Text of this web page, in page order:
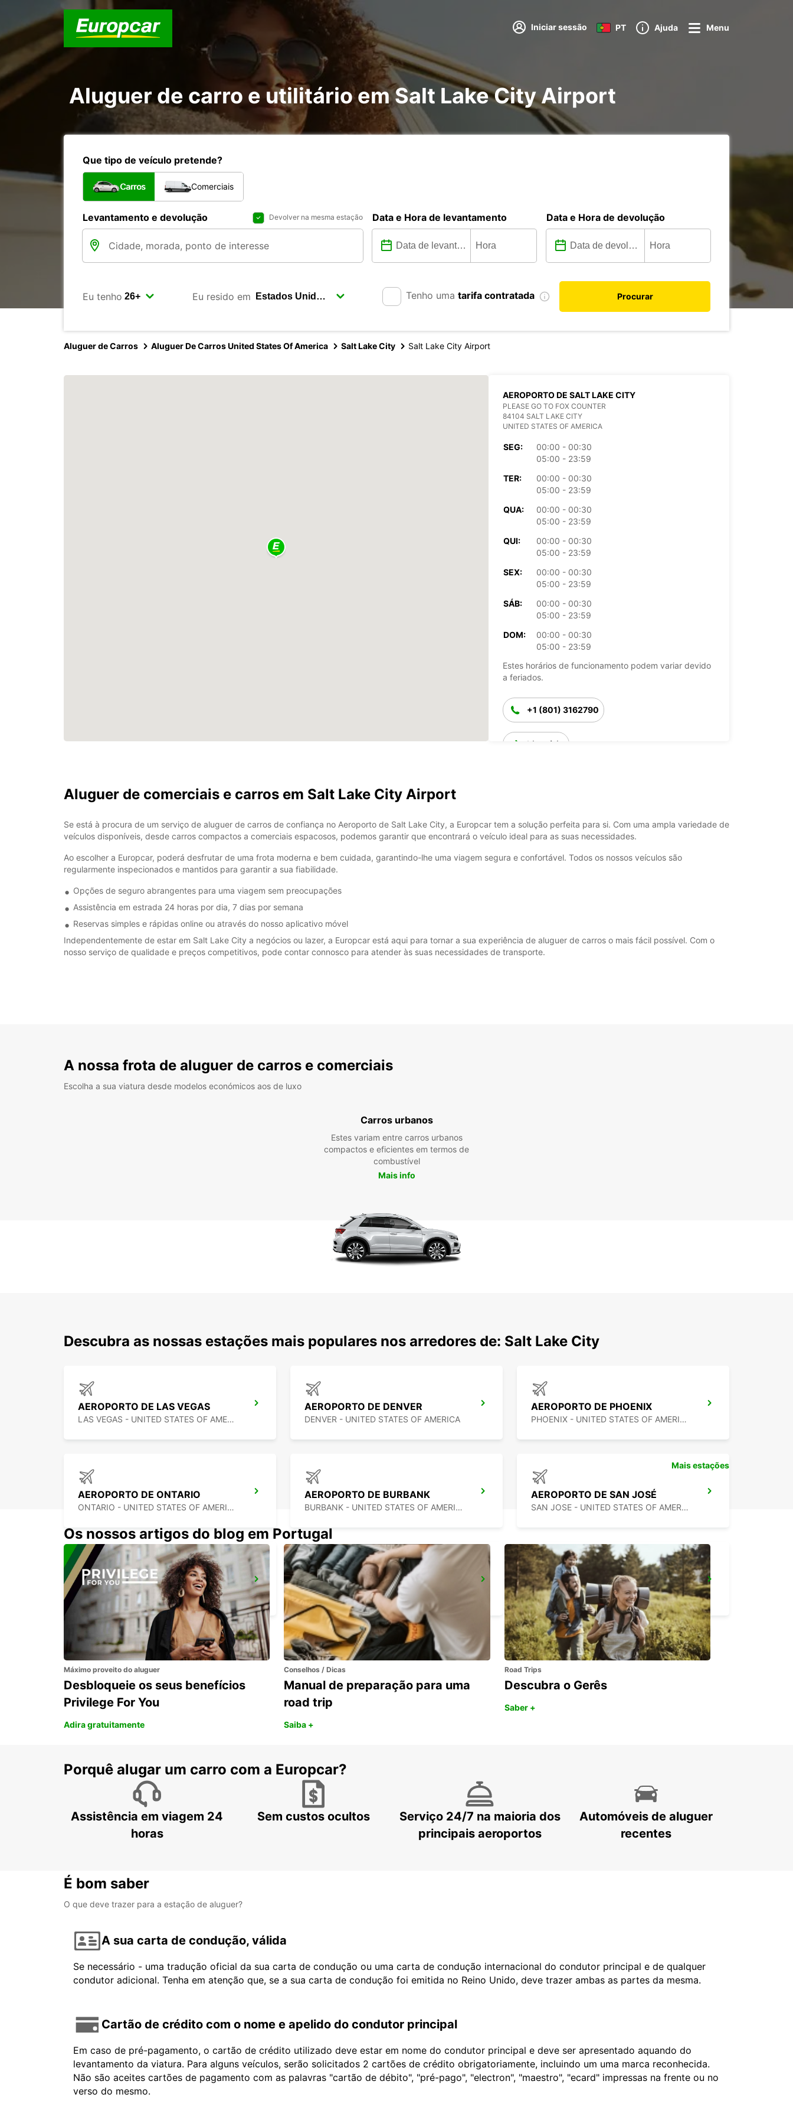
Iniciar sessão PT Ajuda Menu
Aluguer de carro e utilitário em Salt Lake City Airport
Que tipo de veículo pretende?
Carros Comerciais
Levantamento e devolução Devolver na mesma estação Data e Hora de levantamento Data e Hora de devolução
Eu tenho Eu resido em Tenho uma tarifa contratada Procurar
Aluguer de Carros Aluguer De Carros United States Of America Salt Lake City Salt Lake City Airport
AEROPORTO DE SALT LAKE CITY
PLEASE GO TO FOX COUNTER
84104 SALT LAKE CITY
UNITED STATES OF AMERICA
SEG:
00:00 - 00:30
05:00 - 23:59
TER:
00:00 - 00:30
05:00 - 23:59
QUA:
00:00 - 00:30
05:00 - 23:59
QUI:
00:00 - 00:30
05:00 - 23:59
SEX:
00:00 - 00:30
05:00 - 23:59
SÁB:
00:00 - 00:30
05:00 - 23:59
DOM:
00:00 - 00:30
05:00 - 23:59
Estes horários de funcionamento podem variar devido
a feriados.
+1 (801) 3162790
Itinerário
Aluguer de comerciais e carros em Salt Lake City Airport
Se está à procura de um serviço de aluguer de carros de confiança no Aeroporto de Salt Lake City, a Europcar tem a solução perfeita para si. Com uma ampla variedade de
veículos disponíveis, desde carros compactos a comerciais espacosos, podemos garantir que encontrará o veículo ideal para as suas necessidades.
Ao escolher a Europcar, poderá desfrutar de uma frota moderna e bem cuidada, garantindo-lhe uma viagem segura e confortável. Todos os nossos veículos são
regularmente inspecionados e mantidos para garantir a sua fiabilidade.
Opções de seguro abrangentes para uma viagem sem preocupações
Assistência em estrada 24 horas por dia, 7 dias por semana
Reservas simples e rápidas online ou através do nosso aplicativo móvel
Independentemente de estar em Salt Lake City a negócios ou lazer, a Europcar está aqui para tornar a sua experiência de aluguer de carros o mais fácil possível. Com o
nosso serviço de qualidade e preços competitivos, pode contar connosco para atender às suas necessidades de transporte.
A nossa frota de aluguer de carros e comerciais
Escolha a sua viatura desde modelos económicos aos de luxo
Carros urbanos
Estes variam entre carros urbanos
compactos e eficientes em termos de
combustível
Mais info
Descubra as nossas estações mais populares nos arredores de: Salt Lake City
AEROPORTO DE LAS VEGAS
LAS VEGAS - UNITED STATES OF AMERICA
AEROPORTO DE DENVER
DENVER - UNITED STATES OF AMERICA
AEROPORTO DE PHOENIX
PHOENIX - UNITED STATES OF AMERICA
AEROPORTO DE ONTARIO
ONTARIO - UNITED STATES OF AMERICA
AEROPORTO DE BURBANK
BURBANK - UNITED STATES OF AMERICA
AEROPORTO DE SAN JOSÉ
SAN JOSE - UNITED STATES OF AMERICA
AEROPORTO DE LOS ANGELES
LOS ANGELES - UNITED STATES OF AMERICA
MEXICALI AEROPORTO
MEXICALI - MEXICO
MEXICALI CIDADE
MEXICALI - MEXICO
Mais estações
Os nossos artigos do blog em Portugal
Máximo proveito do aluguer
Desbloqueie os seus benefícios
Privilege For You
Adira gratuitamente
Conselhos / Dicas
Manual de preparação para uma
road trip
Saiba +
Road Trips
Descubra o Gerês
Saber +
Porquê alugar um carro com a Europcar?
Assistência em viagem 24
horas
Sem custos ocultos
Serviço 24/7 na maioria dos
principais aeroportos
Automóveis de aluguer
recentes
É bom saber
O que deve trazer para a estação de aluguer?
A sua carta de condução, válida
Se necessário - uma tradução oficial da sua carta de condução ou uma carta de condução internacional do condutor principal e de qualquer
condutor adicional. Tenha em atenção que, se a sua carta de condução foi emitida no Reino Unido, deve trazer ambas as partes da mesma.
Cartão de crédito com o nome e apelido do condutor principal
Em caso de pré-pagamento, o cartão de crédito utilizado deve estar em nome do condutor principal e deve ser apresentado aquando do
levantamento da viatura. Para alguns veículos, serão solicitados 2 cartões de crédito obrigatoriamente, incluindo um uma marca reconhecida.
Não são aceites cartões de pagamento com as palavras "cartão de débito", "pré-pago", "electron", "maestro", "ecard" impressas na frente ou no
verso do mesmo.